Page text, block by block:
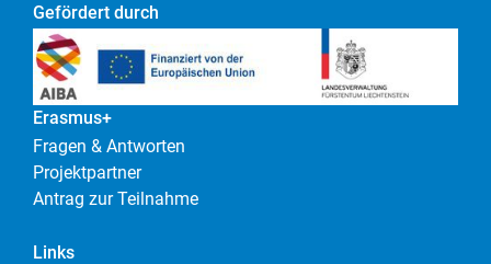
Gefördert durch
Erasmus+
Fragen & Antworten
Projektpartner
Antrag zur Teilnahme
Links